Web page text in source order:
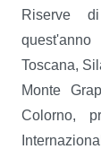
Riserve
Toscana,
Monte
Colorno,